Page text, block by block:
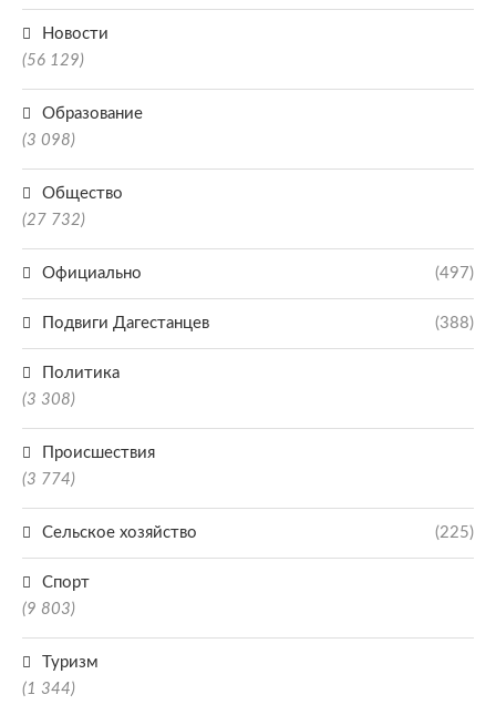
Новости
(56 129)
Образование
(3 098)
Общество
(27 732)
Официально (497)
Подвиги Дагестанцев (388)
Политика
(3 308)
Происшествия
(3 774)
Сельское хозяйство (225)
Спорт
(9 803)
Туризм
(1 344)